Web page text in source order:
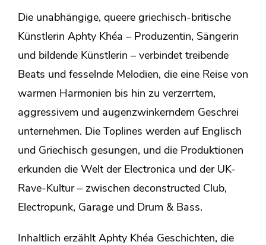
Die unabhängige, queere griechisch-britische
Künstlerin Aphty Khéa – Produzentin, Sängerin
und bildende Künstlerin – verbindet treibende
Beats und fesselnde Melodien, die eine Reise von
warmen Harmonien bis hin zu verzerrtem,
aggressivem und augenzwinkerndem Geschrei
unternehmen. Die Toplines werden auf Englisch
und Griechisch gesungen, und die Produktionen
erkunden die Welt der Electronica und der UK-
Rave-Kultur – zwischen deconstructed Club,
Electropunk, Garage und Drum & Bass.
Inhaltlich erzählt Aphty Khéa Geschichten, die